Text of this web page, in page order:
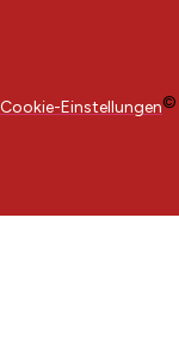
Cookie-Einstellungen©